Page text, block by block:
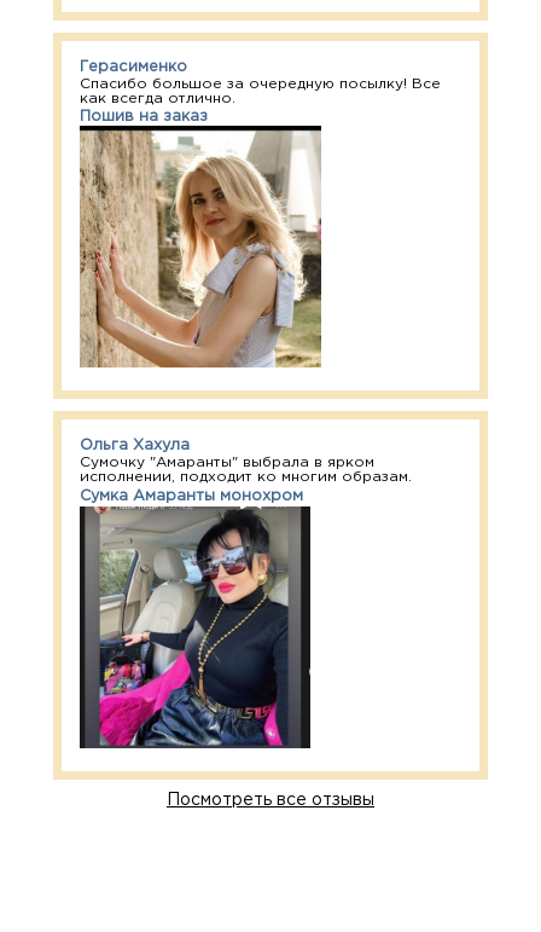
Герасименко
Спасибо большое за очередную посылку! Все
как всегда отлично.
Пошив на заказ
Ольга Хахула
Сумочку "Амаранты" выбрала в ярком
исполнении, подходит ко многим образам.
Сумка Амаранты монохром
Посмотреть все отзывы